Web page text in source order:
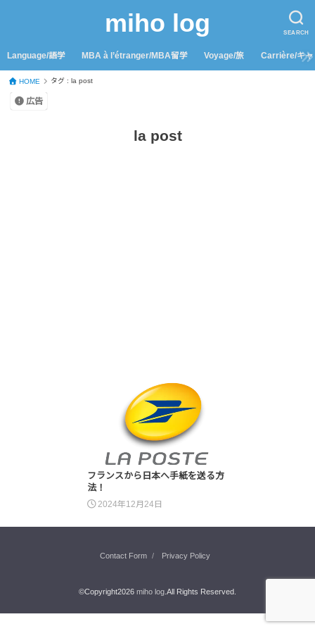
SEARCH
miho log
Language/語学 MBA à l’étranger/MBA留学 Voyage/旅 Carrière/キャ
HOME タグ : la post
広告
la post
フランスから日本へ手紙を送る方
法！
2024年12月24日
Contact Form Privacy Policy
©Copyright2026 miho log.All Rights Reserved.